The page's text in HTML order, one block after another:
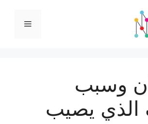
القائمة
وسبب
الذي يصيب